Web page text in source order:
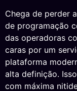
Chega de perder
de programação
das operadoras
caras por um
plataforma
alta definição.
com máxima